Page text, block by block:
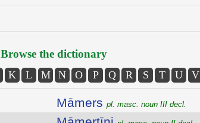
Browse the dictionary
K L M N O P Q R S T U V
Māmers pl. masc. noun III decl.